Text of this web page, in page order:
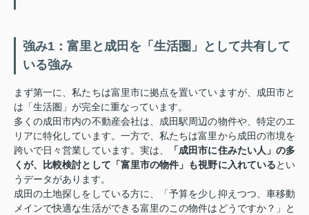
強み1：富里と成田を「生活圏」として共有して
いる強み
まず第一に、私たちは富里市に拠点を置いていますが、成田市と
は「生活圏」が完全に重なっています。
多くの成田市内の不動産会社は、成田駅周辺の物件や、特定のエ
リアに特化しています。一方で、私たちは富里から成田の市境を
跨いで日々営業しています。実は、
「成田市に住みたい人」の多
くが、比較検討として「富里市の物件」も視野に入れているとい
うデータがあります。
成田の土地探しをしている方に、「予算を少し抑えつつ、車移動
メインで快適な生活ができる富里のこの物件はどうですか？」と